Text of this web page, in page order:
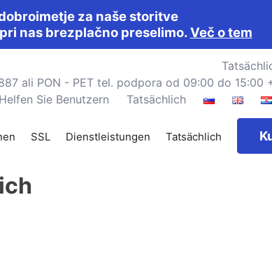
za naše storitve
nas brezplačno preselimo.Več o tem
ali PON - PET tel. podpora od 09:00 do 15:00
Helfen Sie Benutzern
Tatsächlich
SSL Dienstleistungen Tatsächlich